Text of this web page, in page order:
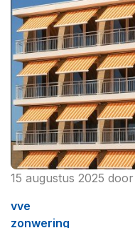
15 augustus 2025 door
vve
zonwering